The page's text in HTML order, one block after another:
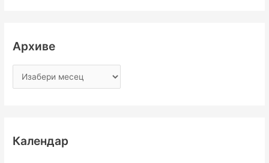
Архиве
Календар